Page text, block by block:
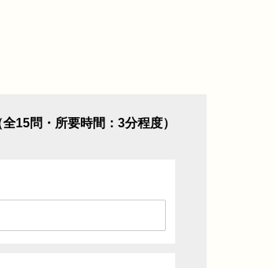
15問・所要時間：3分程度）